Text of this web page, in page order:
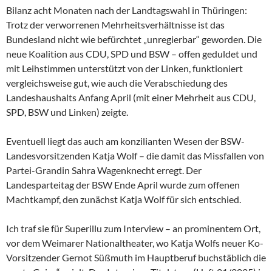
Bilanz acht Monaten nach der Landtagswahl in Thüringen:
Trotz der verworrenen Mehrheitsverhältnisse ist das
Bundesland nicht wie befürchtet „unregierbar“ geworden. Die
neue Koalition aus CDU, SPD und BSW – offen geduldet und
mit Leihstimmen unterstützt von der Linken, funktioniert
vergleichsweise gut, wie auch die Verabschiedung des
Landeshaushalts Anfang April (mit einer Mehrheit aus CDU,
SPD, BSW und Linken) zeigte.
Eventuell liegt das auch am konzilianten Wesen der BSW-
Landesvorsitzenden Katja Wolf – die damit das Missfallen von
Partei-Grandin Sahra Wagenknecht erregt. Der
Landesparteitag der BSW Ende April wurde zum offenen
Machtkampf, den zunächst Katja Wolf für sich entschied.
Ich traf sie für Superillu zum Interview – an prominentem Ort,
vor dem Weimarer Nationaltheater, wo Katja Wolfs neuer Ko-
Vorsitzender Gernot Süßmuth im Hauptberuf buchstäblich die